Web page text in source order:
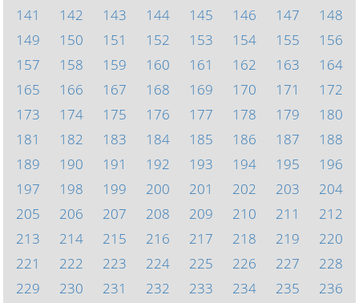
141
142 143 144 145 146 147
148
149
150 151 152 153 154 155
156
157
158 159 160 161 162 163
164
165
166 167 168 169 170 171
172
173
174 175 176 177 178 179
180
181
182 183 184 185 186 187
188
189
190 191 192 193 194 195
196
197
198 199 200 201 202 203
204
205
206 207 208 209 210 211
212
213
214 215 216 217 218 219
220
221
222 223 224 225 226 227
228
229
230 231 232 233 234 235
236